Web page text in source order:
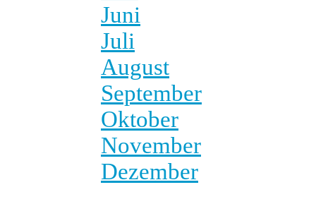
Juni
Juli
August
September
Oktober
November
Dezember